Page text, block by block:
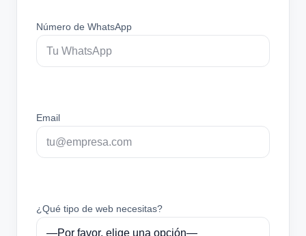
Número de WhatsApp
Email
¿Qué tipo de web necesitas?